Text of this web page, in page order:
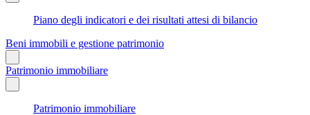
Piano degli indicatori e dei risultati attesi di bilancio
Beni immobili e gestione patrimonio
Patrimonio immobiliare
Patrimonio immobiliare